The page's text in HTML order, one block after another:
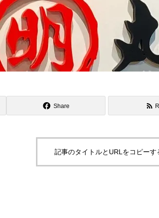
Share
記事のタイトルとURLをコピーす